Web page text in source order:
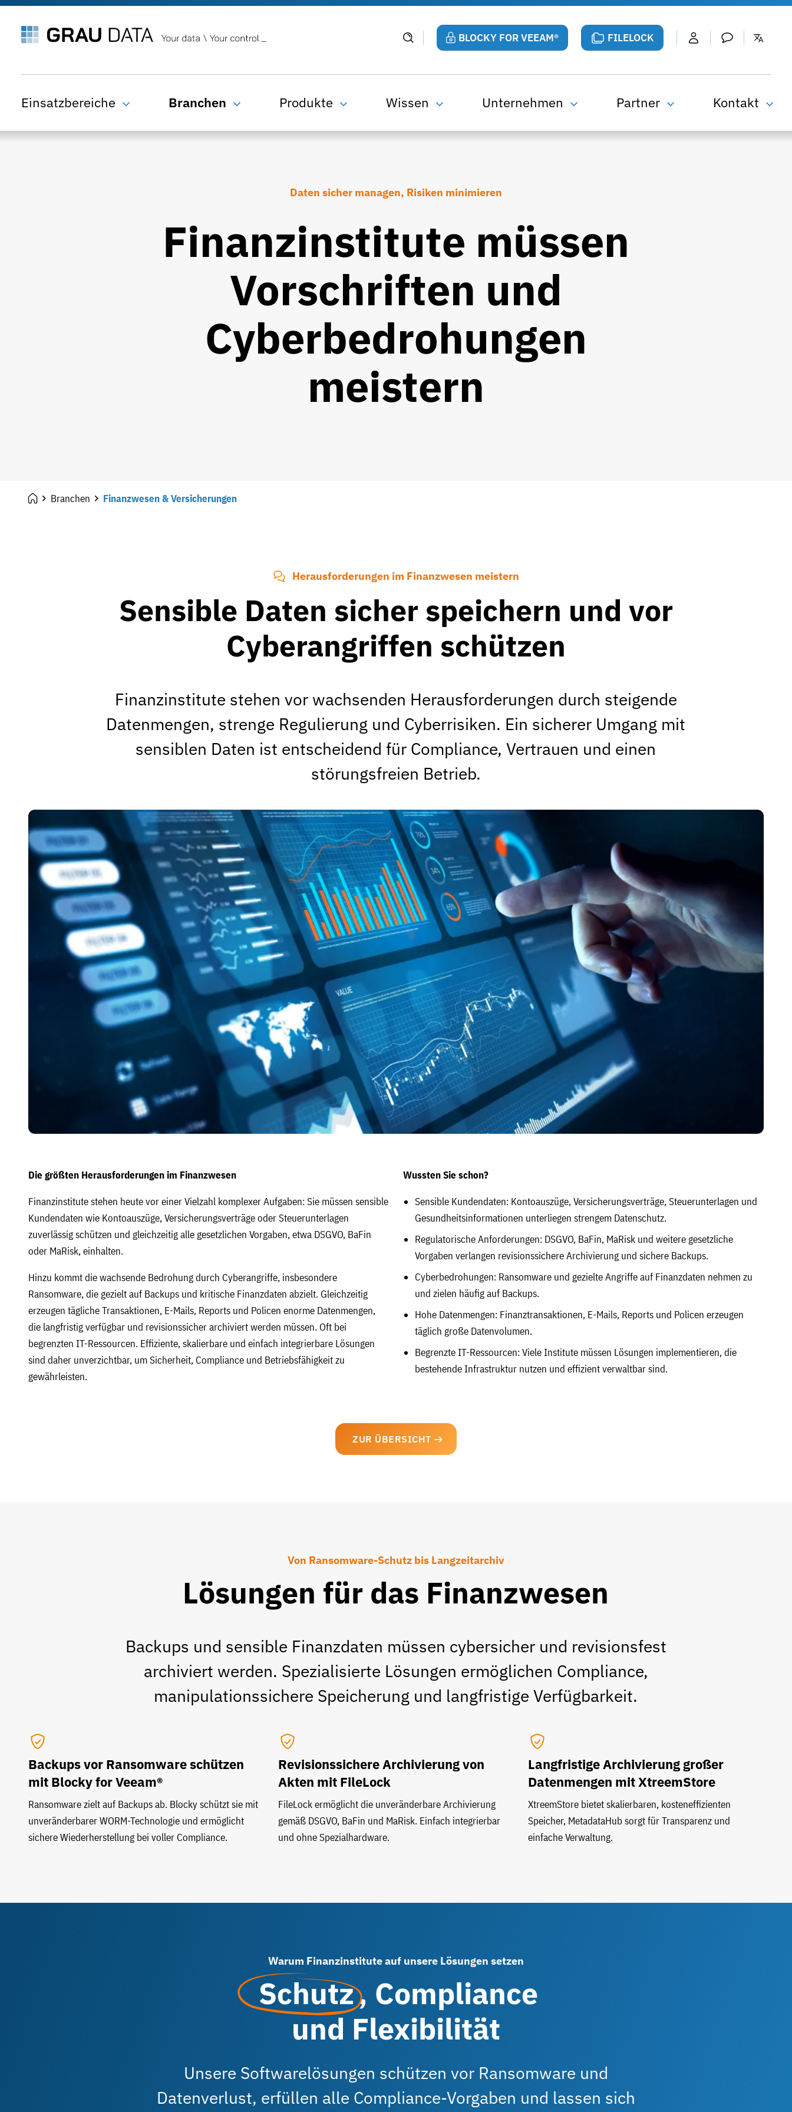
BLOCKY FOR VEEAM® FILELOCK
Einsatzbereiche Branchen Produkte Wissen Unternehmen Partner Kontakt
Daten sicher managen, Risiken minimieren
Finanzinstitute müssen
Vorschriften und
Cyberbedrohungen
meistern
Branchen Finanzwesen & Versicherungen
Herausforderungen im Finanzwesen meistern
Sensible Daten sicher speichern und vor
Cyberangriffen schützen
Finanzinstitute stehen vor wachsenden Herausforderungen durch steigende
Datenmengen, strenge Regulierung und Cyberrisiken. Ein sicherer Umgang mit
sensiblen Daten ist entscheidend für Compliance, Vertrauen und einen
störungsfreien Betrieb.
Die größten Herausforderungen im Finanzwesen
Finanzinstitute stehen heute vor einer Vielzahl komplexer Aufgaben: Sie müssen sensible
Kundendaten wie Kontoauszüge, Versicherungsverträge oder Steuerunterlagen
zuverlässig schützen und gleichzeitig alle gesetzlichen Vorgaben, etwa DSGVO, BaFin
oder MaRisk, einhalten.
Hinzu kommt die wachsende Bedrohung durch Cyberangriffe, insbesondere
Ransomware, die gezielt auf Backups und kritische Finanzdaten abzielt. Gleichzeitig
erzeugen tägliche Transaktionen, E-Mails, Reports und Policen enorme Datenmengen,
die langfristig verfügbar und revisionssicher archiviert werden müssen. Oft bei
begrenzten IT-Ressourcen. Effiziente, skalierbare und einfach integrierbare Lösungen
sind daher unverzichtbar, um Sicherheit, Compliance und Betriebsfähigkeit zu
gewährleisten.
Wussten Sie schon?
Sensible Kundendaten: Kontoauszüge, Versicherungsverträge, Steuerunterlagen und
Gesundheitsinformationen unterliegen strengem Datenschutz.
Regulatorische Anforderungen: DSGVO, BaFin, MaRisk und weitere gesetzliche
Vorgaben verlangen revisionssichere Archivierung und sichere Backups.
Cyberbedrohungen: Ransomware und gezielte Angriffe auf Finanzdaten nehmen zu
und zielen häufig auf Backups.
Hohe Datenmengen: Finanztransaktionen, E-Mails, Reports und Policen erzeugen
täglich große Datenvolumen.
Begrenzte IT-Ressourcen: Viele Institute müssen Lösungen implementieren, die
bestehende Infrastruktur nutzen und effizient verwaltbar sind.
ZUR ÜBERSICHT
Von Ransomware-Schutz bis Langzeitarchiv
Lösungen für das Finanzwesen
Backups und sensible Finanzdaten müssen cyber­sicher und revisionsfest
archiviert werden. Spezialisierte Lösungen ermöglichen Compliance,
manipulationssichere Speicherung und langfristige Verfügbarkeit.
Backups vor Ransomware schützen
mit Blocky for Veeam®
Ransomware zielt auf Backups ab. Blocky schützt sie mit
unveränderbarer WORM-Technologie und ermöglicht
sichere Wiederherstellung bei voller Compliance.
Revisionssichere Archivierung von
Akten mit FileLock
FileLock ermöglicht die unveränderbare Archivierung
gemäß DSGVO, BaFin und MaRisk. Einfach integrierbar
und ohne Spezialhardware.
Langfristige Archivierung großer
Datenmengen mit XtreemStore
XtreemStore bietet skalierbaren, kosteneffizienten
Speicher, MetadataHub sorgt für Transparenz und
einfache Verwaltung.
Warum Finanzinstitute auf unsere Lösungen setzen
Schutz, Compliance
und Flexibilität
Unsere Softwarelösungen schützen vor Ransomware und
Datenverlust, erfüllen alle Compliance-Vorgaben und lassen sich